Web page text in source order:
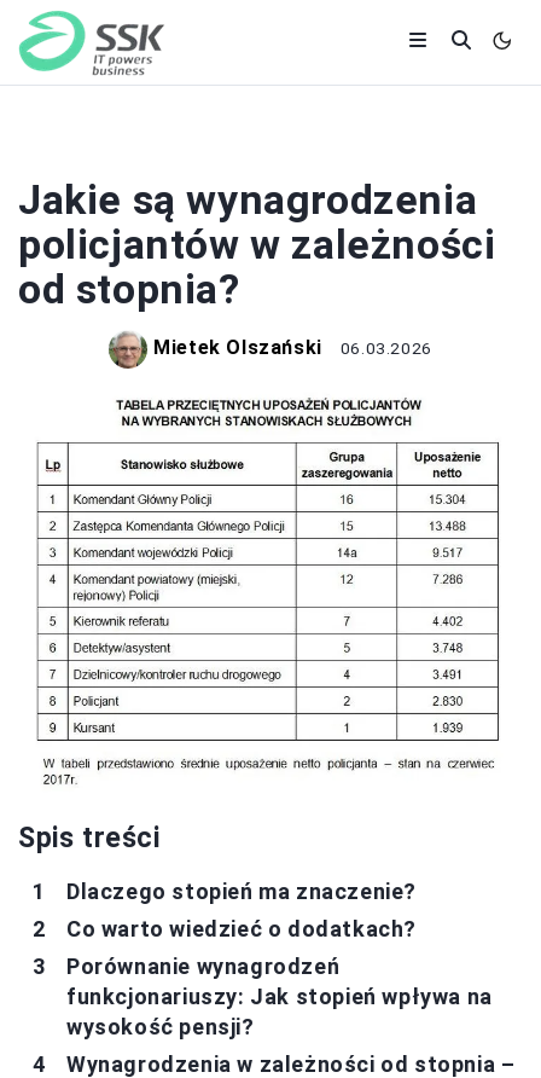
Jakie są wynagrodzenia
policjantów w zależności
od stopnia?
Mietek Olszański 06.03.2026
Spis treści
Dlaczego stopień ma znaczenie?
Co warto wiedzieć o dodatkach?
Porównanie wynagrodzeń
funkcjonariuszy: Jak stopień wpływa na
wysokość pensji?
Wynagrodzenia w zależności od stopnia –